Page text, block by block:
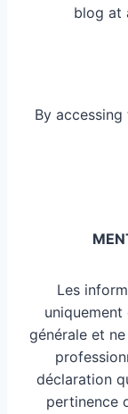
blog at
By
Les
uniquement
générale et
déclaration
pertinence